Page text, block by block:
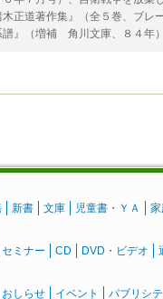
正道著作集』（全５巻、ブレ
譜』（増補 角川文庫、８４年）
新書 文庫 児童書・ＹＡ 家
セミナー CD DVD・ビデオ
おしらせ イベント パブリシ